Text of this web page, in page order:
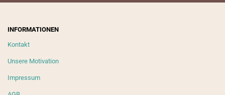
INFORMATIONEN
Kontakt
Unsere Motivation
Impressum